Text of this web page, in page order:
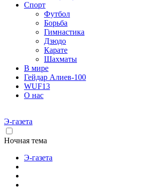
Спорт
Футбол
Борьба
Гимнастика
Дзюдо
Карате
Шахматы
В мире
Гейдар Алиев-100
WUF13
О нас
Э-газета
Ночная тема
Э-газета